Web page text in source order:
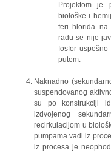
Projektom je
biološke i
feri hlorida na
radu se nije
fosfor
putem.
Naknadno
suspendovanog
su po konstrukciji
izdvojenog
recirkulacijom u
pumpama vadi iz
iz procesa je